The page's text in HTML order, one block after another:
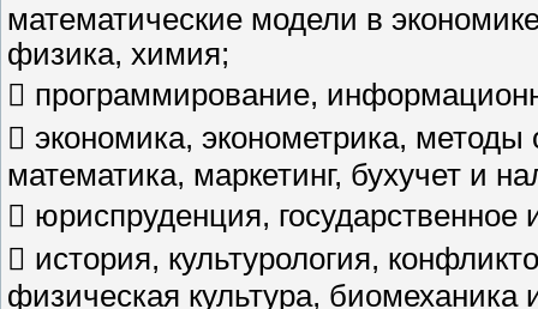
математические модели в
физика, химия;
 программирование,
 экономика, эконометрика,
математика, маркетинг, бухучет и
 юриспруденция,
 история, культурология,
физическая культура, биомеханика